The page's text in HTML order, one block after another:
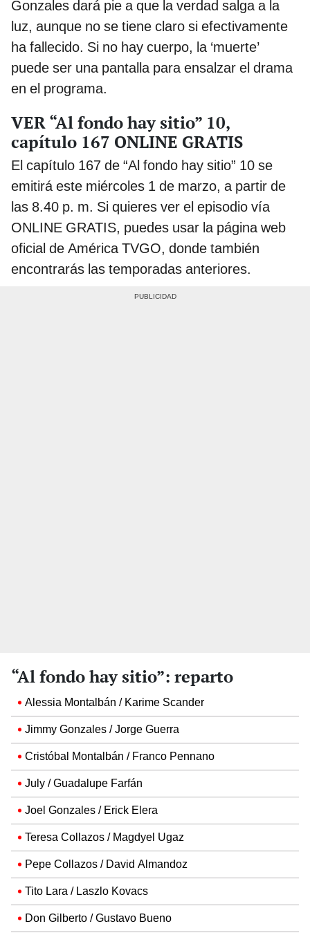
Gonzales dará pie a que la verdad salga a la
luz, aunque no se tiene claro si efectivamente
ha fallecido. Si no hay cuerpo, la ‘muerte’
puede ser una pantalla para ensalzar el drama
en el programa.
VER “Al fondo hay sitio” 10,
capítulo 167 ONLINE GRATIS
El capítulo 167 de “Al fondo hay sitio” 10 se
emitirá este miércoles 1 de marzo, a partir de
las 8.40 p. m. Si quieres ver el episodio vía
ONLINE GRATIS, puedes usar la página web
oficial de América TVGO, donde también
encontrarás las temporadas anteriores.
“Al fondo hay sitio”: reparto
Alessia Montalbán / Karime Scander
Jimmy Gonzales / Jorge Guerra
Cristóbal Montalbán / Franco Pennano
July / Guadalupe Farfán
Joel Gonzales / Erick Elera
Teresa Collazos / Magdyel Ugaz
Pepe Collazos / David Almandoz
Tito Lara / Laszlo Kovacs
Don Gilberto / Gustavo Bueno